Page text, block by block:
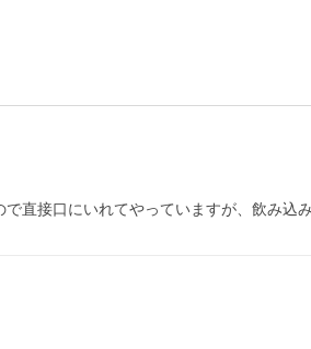
直接口にいれてやっていますが、飲み込